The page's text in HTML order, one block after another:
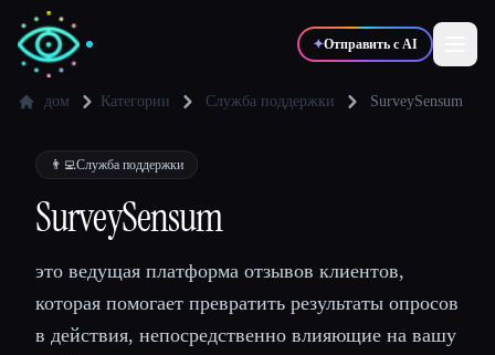
✦Отправить с AI
✍️Писатели
💻 Разработчики
🎓Студенты 🎬Креаторы
дом Категории Служба поддержки SurveySensum
👨‍💻Служба поддержки
SurveySensum
это ведущая платформа отзывов клиентов,
которая помогает превратить результаты опросов
в действия, непосредственно влияющие на вашу